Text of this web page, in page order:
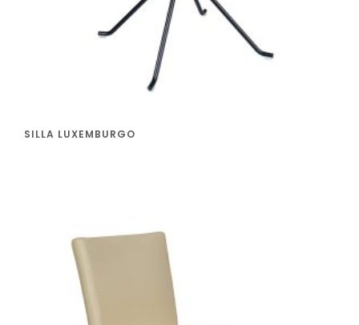
SILLA LUXEMBURGO